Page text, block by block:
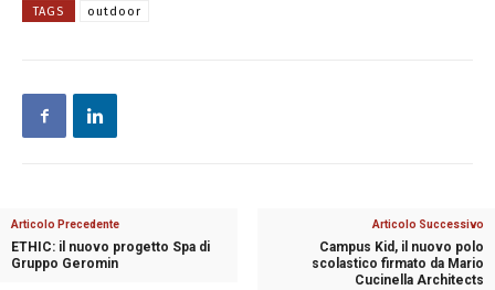
TAGS outdoor
Articolo Precedente
ETHIC: il nuovo progetto Spa di
Gruppo Geromin
Articolo Successivo
Campus Kid, il nuovo polo
scolastico firmato da Mario
Cucinella Architects